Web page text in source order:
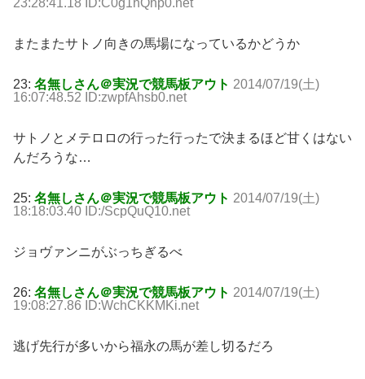
23:28:41.18 ID:C0g1hQhp0.net
またまたサトノ向きの馬場になっているかどうか
23: 名無しさん＠実況で競馬板アウト 2014/07/19(土)
16:07:48.52 ID:zwpfAhsb0.net
サトノとメテロロの行った行ったで決まるほど甘くはない
んだろうな…
25: 名無しさん＠実況で競馬板アウト 2014/07/19(土)
18:18:03.40 ID:/ScpQuQ10.net
ジョヴァンニがぶっちぎるべ
26: 名無しさん＠実況で競馬板アウト 2014/07/19(土)
19:08:27.86 ID:WchCKKMKi.net
逃げ先行が多いから福永の馬が差し切るだろ